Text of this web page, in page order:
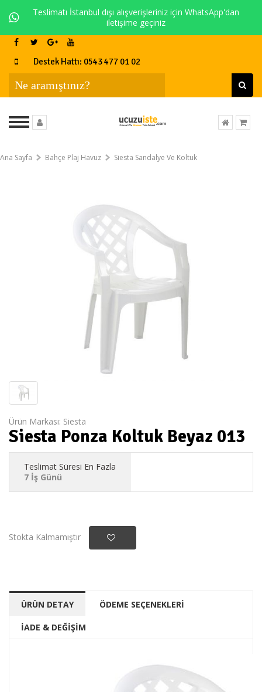
Teslimatı İstanbul dışı alışverişleriniz için WhatsApp'dan
iletişime geçiniz
Destek Hattı: 0543 477 01 02
Ana Sayfa Bahçe Plaj Havuz Siesta Sandalye Ve Koltuk
Ürün Markası: Siesta
Siesta Ponza Koltuk Beyaz 013
Teslimat Süresi En Fazla
7 İş Günü
Stokta Kalmamıştır
ÜRÜN DETAY ÖDEME SEÇENEKLERİ
İADE & DEĞİŞİM